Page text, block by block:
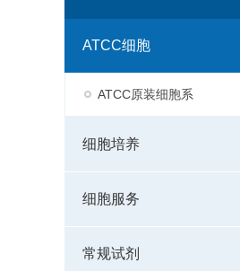
ATCC细胞
ATCC原装细胞系
细胞培养
细胞服务
常规试剂